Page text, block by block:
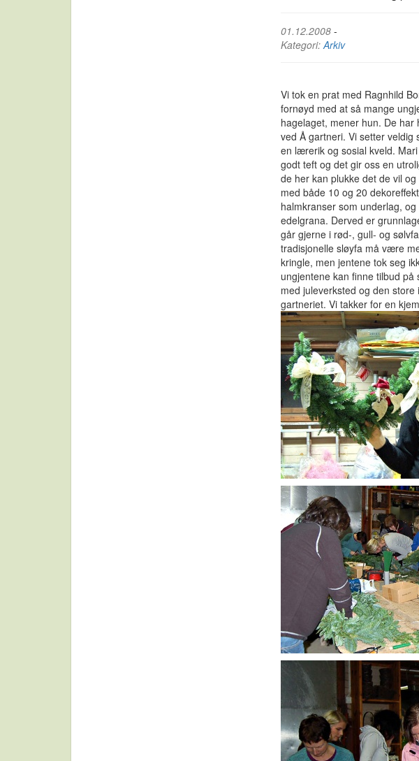
01.12.2008 -
Kategori:Arkiv
Vi tok en prat med Ragnhild
fornøyd med at så mange
hagelaget, mener hun. De
ved Å gartneri. Vi setter
en lærerik og sosial kveld.
godt teft og det gir oss en
de her kan plukke det de vil
med både 10 og 20
halmkranser som underlag,
edelgrana. Derved er
går gjerne i rød-, gull- og
tradisjonelle sløyfa må være
kringle, men jentene tok seg
ungjentene kan finne tilbud
med juleverksted og den
gartneriet. Vi takker for en